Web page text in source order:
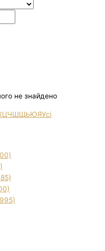
не знайдено
ЦЧШЩЬЮЯУсі